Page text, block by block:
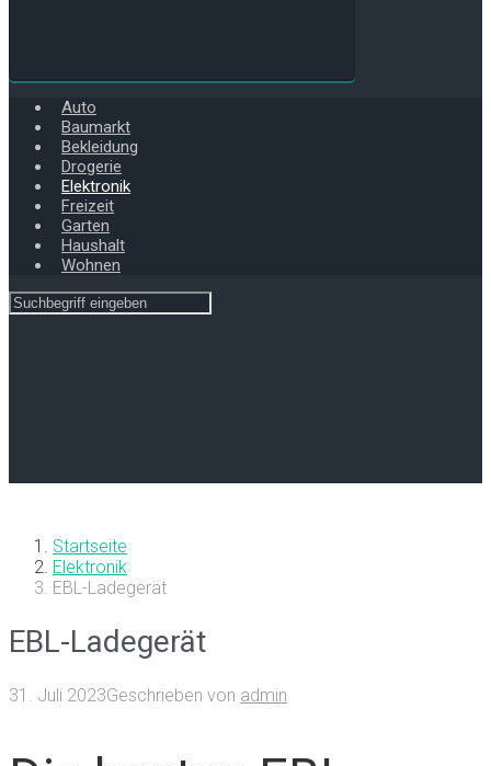
Auto
Baumarkt
Bekleidung
Drogerie
Elektronik
Freizeit
Garten
Haushalt
Wohnen
Startseite
Elektronik
EBL-Ladegerät
EBL-Ladegerät
31. Juli 2023Geschrieben von admin